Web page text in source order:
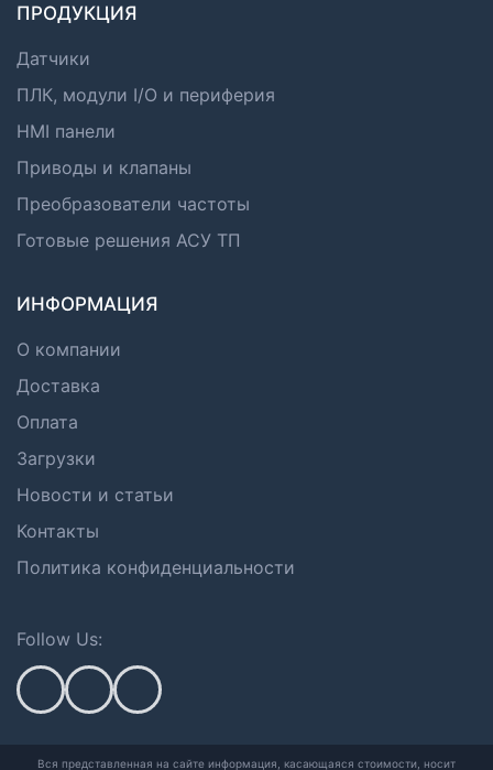
ПРОДУКЦИЯ
Датчики
ПЛК, модули I/O и периферия
HMI панели
Приводы и клапаны
Преобразователи частоты
Готовые решения АСУ ТП
ИНФОРМАЦИЯ
О компании
Доставка
Оплата
Загрузки
Новости и статьи
Контакты
Политика конфиденциальности
Follow Us:
Вся представленная на сайте информация, касающаяся стоимости, носит